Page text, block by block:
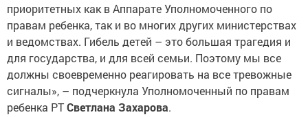
приоритетных как в Аппарате Уполномоченного по
правам ребенка, так и во многих других министерствах
и ведомствах. Гибель детей – это большая трагедия и
для государства, и для всей семьи. Поэтому мы все
должны своевременно реагировать на все тревожные
сигналы», – подчеркнула Уполномоченный по правам
ребенка РТСветлана Захарова.